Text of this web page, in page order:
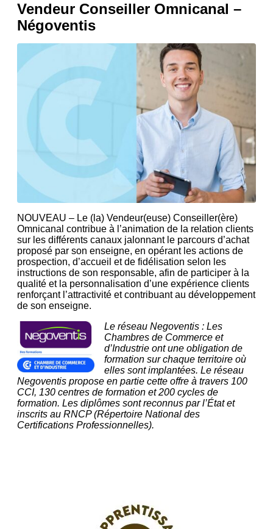
Vendeur Conseiller Omnicanal –
Négoventis
NOUVEAU – Le (la) Vendeur(euse) Conseiller(ère)
Omnicanal contribue à l’animation de la relation clients
sur les différents canaux jalonnant le parcours d’achat
proposé par son enseigne, en opérant les actions de
prospection, d’accueil et de fidélisation selon les
instructions de son responsable, afin de participer à la
qualité et la personnalisation d’une expérience clients
renforçant l’attractivité et contribuant au développement
de son enseigne.
Le réseau Negoventis : Les
Chambres de Commerce et
d’Industrie ont une obligation de
formation sur chaque territoire où
elles sont implantées. Le réseau
Negoventis propose en partie cette offre à travers 100
CCI, 130 centres de formation et 200 cycles de
formation. Les diplômes sont reconnus par l’État et
inscrits au RNCP (Répertoire National des
Certifications Professionnelles).